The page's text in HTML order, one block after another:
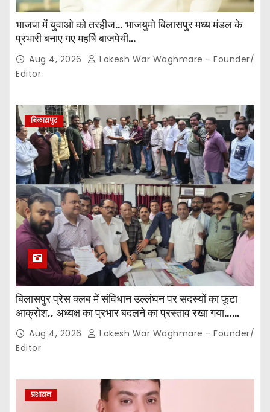
भाजपा में युवाओ को तरहीज… भाजयुमो बिलासपुर मध्य मंडल के
प्रभारी बनाए गए महर्षि बाजपेयी…
Aug 4, 2026
Lokesh War Waghmare - Founder/
Editor
बिलासपुर
बिलासपुर प्रेस क्लब में संविधान उल्लंघन पर सदस्यों का फूटा
आक्रोश,, अध्यक्ष का प्रभार बदलने का प्रस्ताव रखा गया…
करीब 150 सदस्यों की बैठक में कई अहम प्रस्ताव सर्वसम्मति से
पारित,, पत्रकारों ने कलेक्टर व सहायक पंजीयक को सौंपा
ज्ञापन…
Aug 4, 2026
Lokesh War Waghmare - Founder/
Editor
प्रशासन